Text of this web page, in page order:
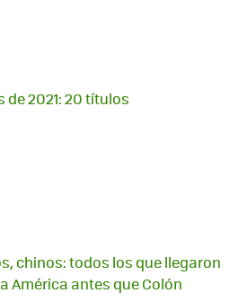
de 2021: 20 títulos
chinos: todos los que llegaron
América antes que Colón